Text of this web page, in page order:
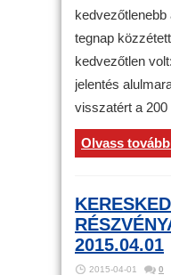
kedvezőtlenebb
tegnap
kedvezőtlen
jelentés
visszatért a
Olvass
2015.04.01
2015-04-01 0